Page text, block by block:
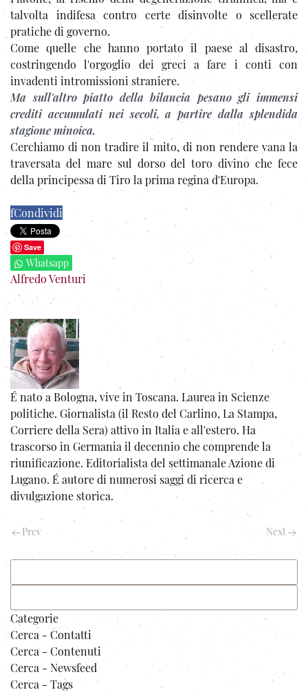
talvolta indifesa contro certe disinvolte o scellerate
pratiche di governo.
Come quelle che hanno portato il paese al disastro,
costringendo l'orgoglio dei greci a fare i conti con
invadenti intromissioni straniere.
Ma sull'altro piatto della bilancia pesano gli immensi
crediti accumulati nei secoli, a partire dalla splendida
stagione minoica.
Cerchiamo di non tradire il mito, di non rendere vana la
traversata del mare sul dorso del toro divino che fece
della principessa di Tiro la prima regina d'Europa.
fCondividi
Save
Whatsapp
Alfredo Venturi
É nato a Bologna, vive in Toscana. Laurea in Scienze
politiche. Giornalista (il Resto del Carlino, La Stampa,
Corriere della Sera) attivo in Italia e all'estero. Ha
trascorso in Germania il decennio che comprende la
riunificazione. Editorialista del settimanale Azione di
Lugano. É autore di numerosi saggi di ricerca e
divulgazione storica.
Prev Next
Categorie
Cerca - Contatti
Cerca - Contenuti
Cerca - Newsfeed
Cerca - Tags